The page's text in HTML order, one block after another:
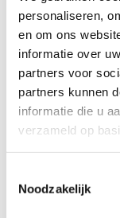
personaliseren,
en om ons
informatie over
partners voor
partners kunnen
informatie die u
verzameld op
Door op ‘Alles
Noodzakelijk
vervolgens wordt
afvalberg.
Nieuw
Dit is een nieuw